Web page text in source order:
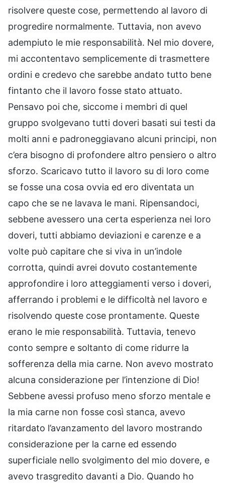
risolvere queste cose, permettendo al lavoro di
progredire normalmente. Tuttavia, non avevo
adempiuto le mie responsabilità. Nel mio dovere,
mi accontentavo semplicemente di trasmettere
ordini e credevo che sarebbe andato tutto bene
fintanto che il lavoro fosse stato attuato.
Pensavo poi che, siccome i membri di quel
gruppo svolgevano tutti doveri basati sui testi da
molti anni e padroneggiavano alcuni principi, non
c’era bisogno di profondere altro pensiero o altro
sforzo. Scaricavo tutto il lavoro su di loro come
se fosse una cosa ovvia ed ero diventata un
capo che se ne lavava le mani. Ripensandoci,
sebbene avessero una certa esperienza nei loro
doveri, tutti abbiamo deviazioni e carenze e a
volte può capitare che si viva in un’indole
corrotta, quindi avrei dovuto costantemente
approfondire i loro atteggiamenti verso i doveri,
afferrando i problemi e le difficoltà nel lavoro e
risolvendo queste cose prontamente. Queste
erano le mie responsabilità. Tuttavia, tenevo
conto sempre e soltanto di come ridurre la
sofferenza della mia carne. Non avevo mostrato
alcuna considerazione per l’intenzione di Dio!
Sebbene avessi profuso meno sforzo mentale e
la mia carne non fosse così stanca, avevo
ritardato l’avanzamento del lavoro mostrando
considerazione per la carne ed essendo
superficiale nello svolgimento del mio dovere, e
avevo trasgredito davanti a Dio. Quando ho